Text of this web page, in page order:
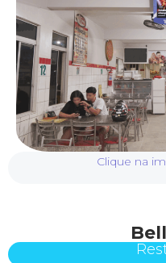
Clique na